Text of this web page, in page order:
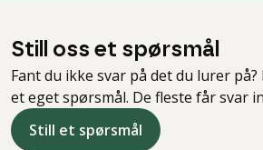
Still oss et spørsmål
Fant du ikke svar på det du lurer
et eget spørsmål. De fleste får svar
Still et spørsmål